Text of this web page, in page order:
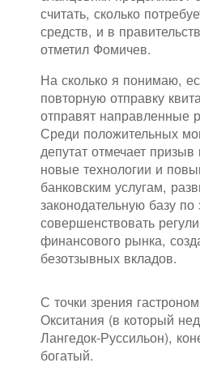
считать, сколько
средств, и в
отметил Фомичев.
На сколько я понимаю,
повторную отправку
отправят направленные
Среди положительных
депутат отмечает
новые технологии и
банковским услугам,
законодательную базу по
совершенствовать
финансового рынка,
безотзывных вкладов.
С точки зрения
Окситания (в который
Лангедок-Руссильон),
богатый.